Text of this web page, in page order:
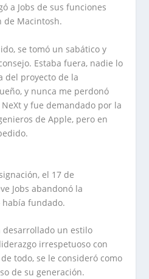
a Jobs de sus funciones
de Macintosh.
se tomó un sa­bático y
Estaba fuera, nadie lo
del proyecto de la
y nunca me perdonó
y fue deman­dado por la
de Apple, pero en
el 17 de
Jobs abandonó la
fundado.
desarrollado un estilo
irrespetuoso con
todo, se le consideró como
de su generación.